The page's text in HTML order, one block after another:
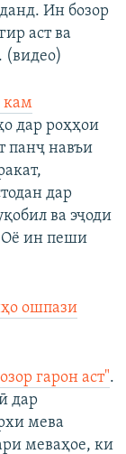
Ин бозор
аст ва
(видео)
кам
дар роҳҳои
панҷ навъи
дар
ва эҷоди
Оё ин пеши
ошпази
гарон аст".
дар
мева
меваҳое, ки